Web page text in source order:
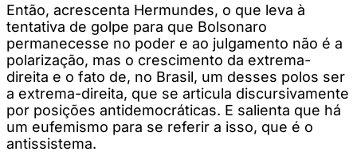
Então, acrescenta Hermundes, o que leva à
tentativa de golpe para que Bolsonaro
permanecesse no poder e ao julgamento não é a
polarização, mas o crescimento da extrema-
direita e o fato de, no Brasil, um desses polos ser
a extrema-direita, que se articula discursivamente
por posições antidemocráticas. E salienta que há
um eufemismo para se referir a isso, que é o
antissistema.